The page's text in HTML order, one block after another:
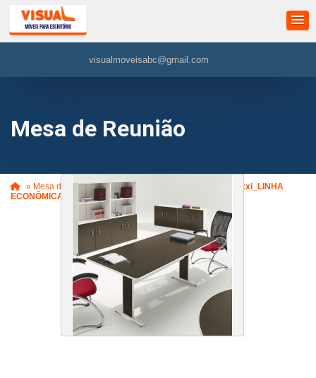
visualmoveisabc@gmail.com
Mesa de Reunião
» Mesa de Reunião »
Mesa de Reunião Retangular Maxxi_LINHA
ECONÔMICA (VM465)